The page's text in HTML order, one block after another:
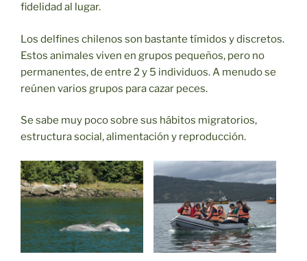
fidelidad al lugar.
Los delfines chilenos son bastante tímidos y discretos.
Estos animales viven en grupos pequeños, pero no
permanentes, de entre 2 y 5 individuos. A menudo se
reúnen varios grupos para cazar peces.
Se sabe muy poco sobre sus hábitos migratorios,
estructura social, alimentación y reproducción.